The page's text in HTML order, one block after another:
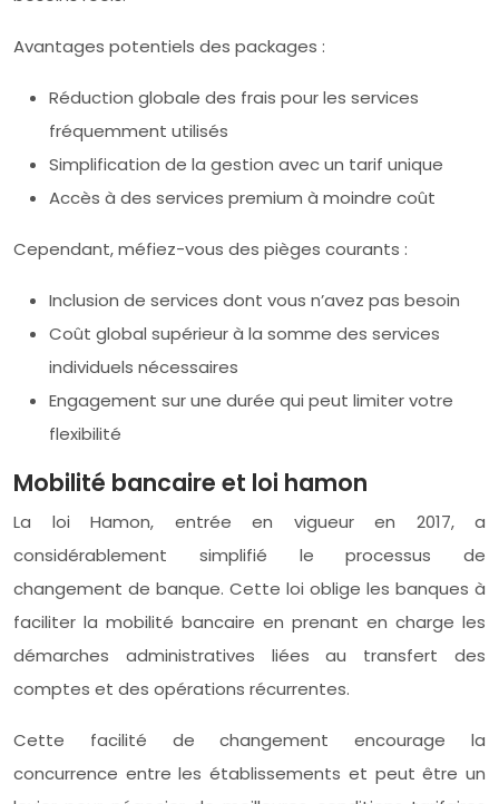
Avantages potentiels des packages :
Réduction globale des frais pour les services
fréquemment utilisés
Simplification de la gestion avec un tarif unique
Accès à des services premium à moindre coût
Cependant, méfiez-vous des pièges courants :
Inclusion de services dont vous n’avez pas besoin
Coût global supérieur à la somme des services
individuels nécessaires
Engagement sur une durée qui peut limiter votre
flexibilité
Mobilité bancaire et loi hamon
La loi Hamon, entrée en vigueur en 2017, a
considérablement simplifié le processus de
changement de banque. Cette loi oblige les banques à
faciliter la mobilité bancaire en prenant en charge les
démarches administratives liées au transfert des
comptes et des opérations récurrentes.
Cette facilité de changement encourage la
concurrence entre les établissements et peut être un